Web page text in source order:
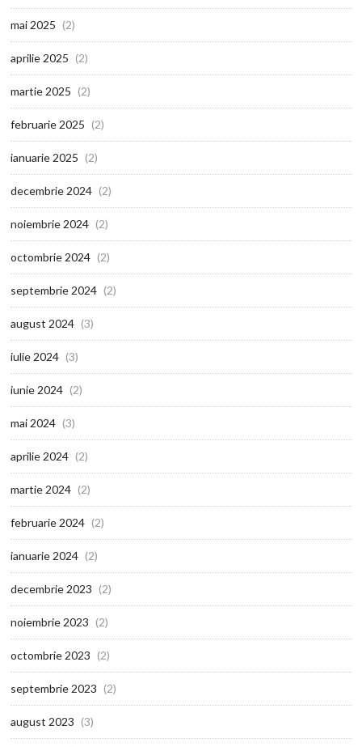
mai 2025 (2)
aprilie 2025 (2)
martie 2025 (2)
februarie 2025 (2)
ianuarie 2025 (2)
decembrie 2024 (2)
noiembrie 2024 (2)
octombrie 2024 (2)
septembrie 2024 (2)
august 2024 (3)
iulie 2024 (3)
iunie 2024 (2)
mai 2024 (3)
aprilie 2024 (2)
martie 2024 (2)
februarie 2024 (2)
ianuarie 2024 (2)
decembrie 2023 (2)
noiembrie 2023 (2)
octombrie 2023 (2)
septembrie 2023 (2)
august 2023 (3)